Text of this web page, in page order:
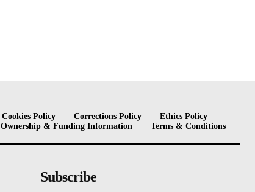
Cookies Policy Corrections Policy
Ethics Policy
Ownership & Funding Information Terms & Conditions
Subscribe